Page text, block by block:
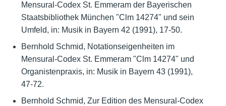
Mensural-Codex St. Emmeram der Bayerischen
Staatsbibliothek München "Clm 14274" und sein
Umfeld, in: Musik in Bayern 42 (1991), 17-50.
Bernhold Schmid, Notationseigenheiten im
Mensural-Codex St. Emmeram "Clm 14274" und
Organistenpraxis, in: Musik in Bayern 43 (1991),
47-72.
Bernhold Schmid, Zur Edition des Mensural-Codex